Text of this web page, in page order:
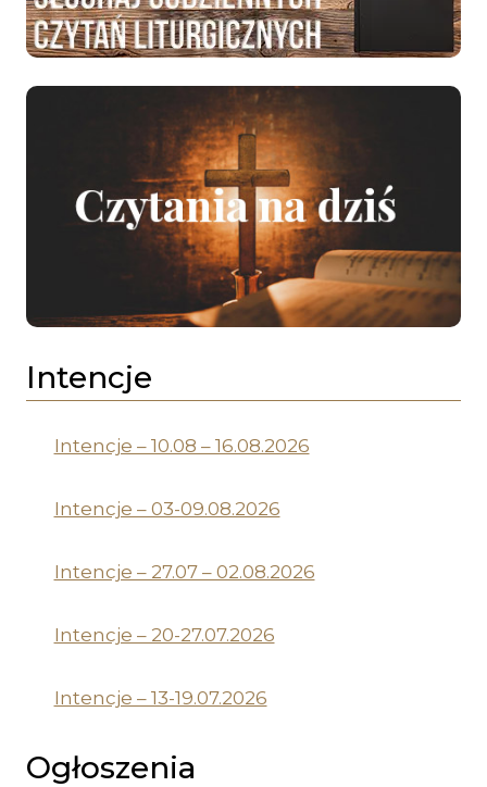
Intencje
Intencje – 10.08 – 16.08.2026
Intencje – 03-09.08.2026
Intencje – 27.07 – 02.08.2026
Intencje – 20-27.07.2026
Intencje – 13-19.07.2026
Ogłoszenia